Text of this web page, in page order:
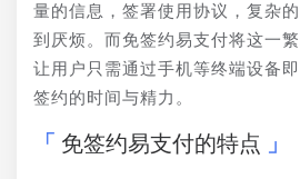
量的信息，签署使用协议，复杂
到厌烦。而免签约易支付将这一
让用户只需通过手机等终端设备
签约的时间与精力。
免签约易支付的特点